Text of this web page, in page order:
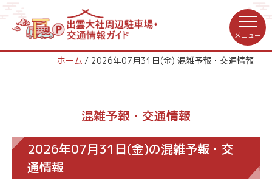
ホーム 2026年07月31日(金) 混雑予報・交通情報
混雑予報・交通情報
2026年07月31日(金)の混雑予報・交
通情報